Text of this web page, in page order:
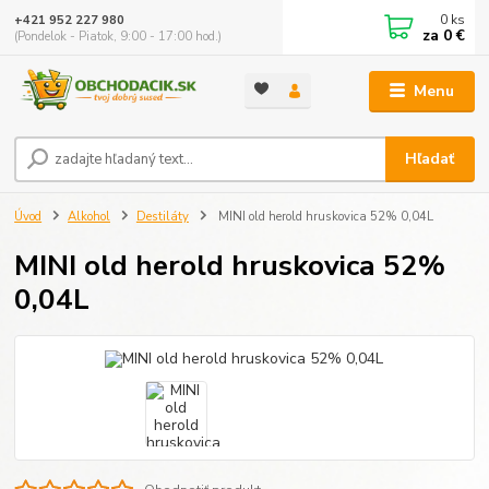
Menu
Hľadať
+421 952 227 980
(Pondelok - Piatok, 9:00 - 17:00 hod.)
0 ks
za 0 €
Úvod Alkohol Destiláty MINI old herold hruskovica 52% 0,04L
MINI old herold hruskovica 52%
0,04L